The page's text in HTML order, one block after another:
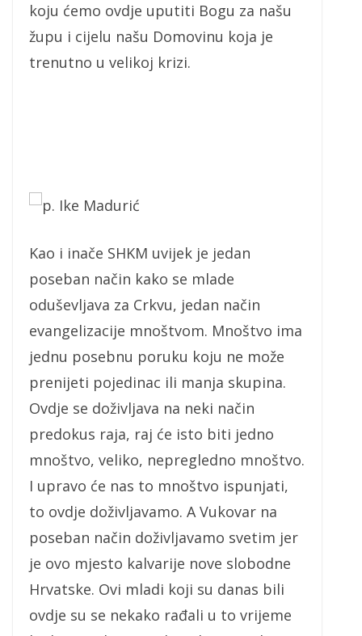
koju ćemo ovdje uputiti Bogu za našu
župu i cijelu našu Domovinu koja je
trenutno u velikoj krizi.
p. Ike Madurić
Kao i inače SHKM uvijek je jedan
poseban način kako se mlade
oduševljava za Crkvu, jedan način
evangelizacije mnoštvom. Mnoštvo ima
jednu posebnu poruku koju ne može
prenijeti pojedinac ili manja skupina.
Ovdje se doživljava na neki način
predokus raja, raj će isto biti jedno
mnoštvo, veliko, nepregledno mnoštvo.
I upravo će nas to mnoštvo ispunjati,
to ovdje doživljavamo. A Vukovar na
poseban način doživljavamo svetim jer
je ovo mjesto kalvarije nove slobodne
Hrvatske. Ovi mladi koji su danas bili
ovdje su se nekako rađali u to vrijeme